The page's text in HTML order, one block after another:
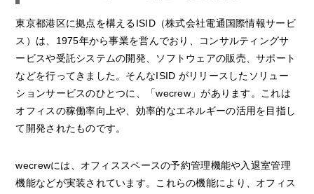
東京都港区に拠点を構えるISID（株式会社電通国際情報サービ
ス）は、1975年から事業を営んでおり、コンサルティングサ
ービスや受託システムの開発、ソフトウェアの販売、サポート
などを行ってきました。そんなISID がリリースしたソリュー
ションサービスのひとつに、「wecrew」があります。これは
オフィスの稼働率向上や、効率的なエネルギーの活用を目指し
て開発されたものです。
wecrewには、オフィススペースの予約管理機能や入退室管理
機能などが実装されています。これらの機能により、オフィス